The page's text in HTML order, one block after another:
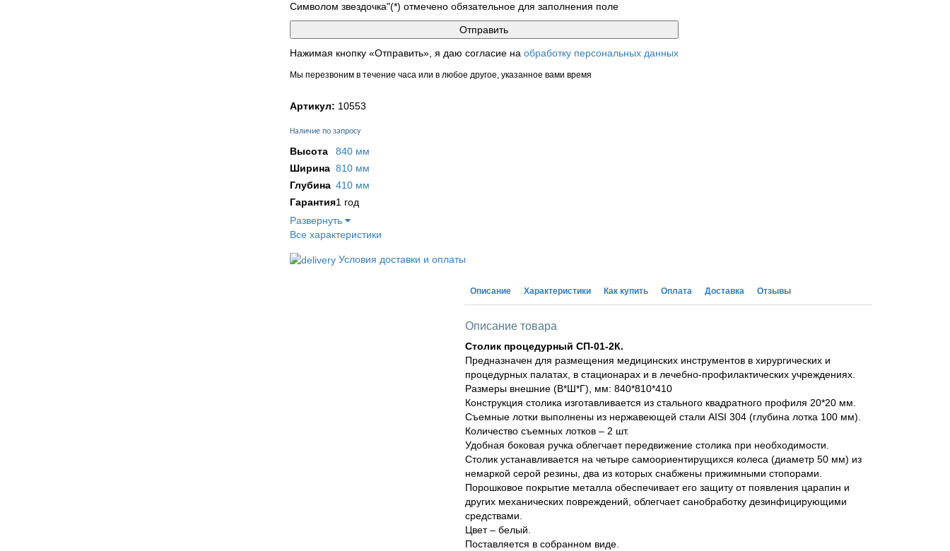
Символом звездочка"(*) отмечено обязательное для заполнения поле
Нажимая кнопку «Отправить», я даю согласие на обработку персональных данных
Мы перезвоним в течение часа или в любое другое, указанное вами время
Артикул: 10553
Наличие по запросу
Высота
840 мм
Ширина 810 мм
Глубина 410 мм
Гарантия1 год
Развернуть
Все характеристики
Условия доставки и оплаты
Описание Характеристики Как купить Оплата Доставка Отзывы
Описание товара
Столик процедурный СП-01-2К.
Предназначен для размещения медицинских инструментов в хирургических и
процедурных палатах, в стационарах и в лечебно-профилактических учреждениях.
Размеры внешние (В*Ш*Г), мм: 840*810*410
Конструкция столика изготавливается из стального квадратного профиля 20*20 мм.
Съемные лотки выполнены из нержавеющей стали AISI 304 (глубина лотка 100 мм).
Количество съемных лотков – 2 шт.
Удобная боковая ручка облегчает передвижение столика при необходимости.
Столик устанавливается на четыре самоориентирущихся колеса (диаметр 50 мм) из
немаркой серой резины, два из которых снабжены прижимными стопорами.
Порошковое покрытие металла обеспечивает его защиту от появления царапин и
других механических повреждений, облегчает санобработку дезинфицирующими
средствами.
Цвет – белый.
Поставляется в собранном виде.